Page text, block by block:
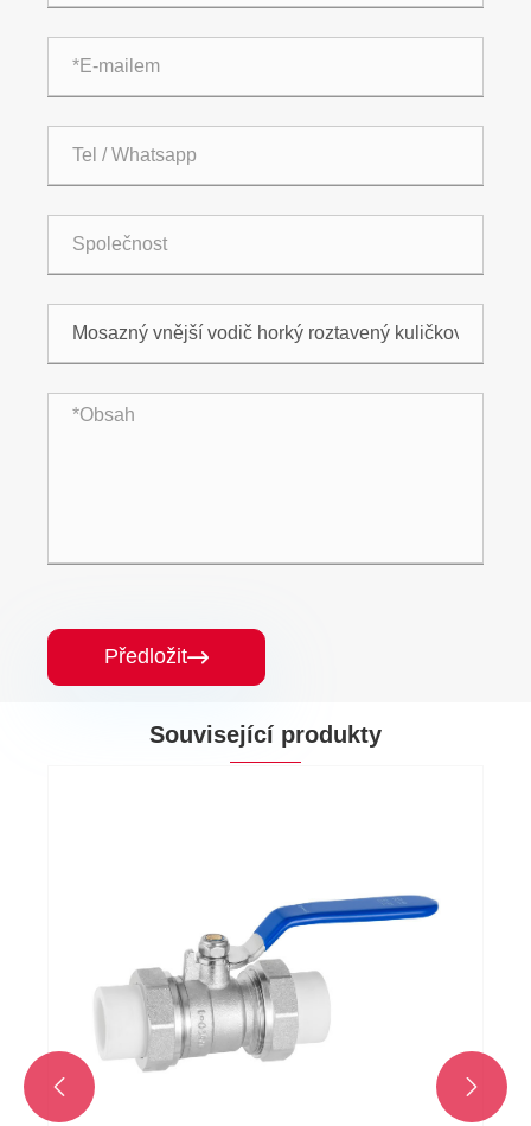
Předložit
Související produkty
 